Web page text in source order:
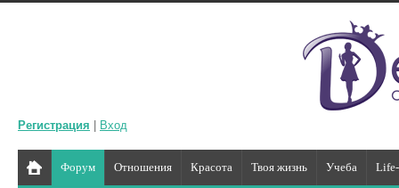
Регистрация Вход
Форум Отношения Красота Твоя жизнь Учеба